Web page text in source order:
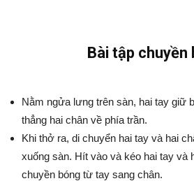
Bài tập chuyền
Nằm ngửa lưng trên sàn, hai tay giữ
thẳng hai chân về phía trần.
Khi thở ra, di chuyển hai tay và hai
xuống sàn. Hít vào và kéo hai tay và
chuyền bóng từ tay sang chân.